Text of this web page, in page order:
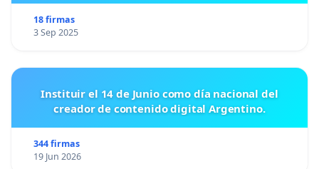
18 firmas
3 Sep 2025
Instituir el 14 de Junio como día nacional del
creador de contenido digital Argentino.
344 firmas
19 Jun 2026